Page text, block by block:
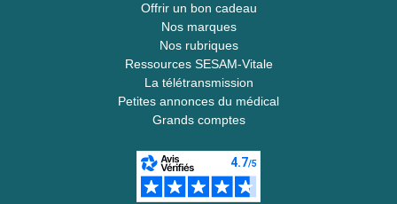
Offrir un bon cadeau
Nos marques
Nos rubriques
Ressources SESAM-Vitale
La télétransmission
Petites annonces du médical
Grands comptes